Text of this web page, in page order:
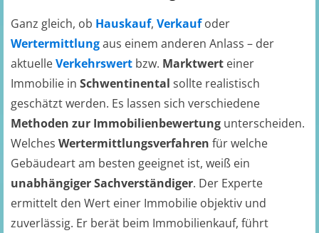
Ganz gleich, ob Hauskauf, Verkaufoder
Wertermittlungaus einem anderen Anlass – der
aktuelleVerkehrswert bzw. Marktwert einer
Immobilie in Schwentinental sollte realistisch
geschätzt werden. Es lassen sich verschiedene
Methoden zur Immobilienbewertung unterscheiden.
Welches Wertermittlungsverfahren für welche
Gebäudeart am besten geeignet ist, weiß ein
unabhängiger Sachverständiger. Der Experte
ermittelt den Wert einer Immobilie objektiv und
zuverlässig. Er berät beim Immobilienkauf, führt